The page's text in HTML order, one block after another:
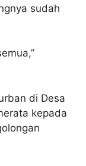
sudah
di Desa
kepada